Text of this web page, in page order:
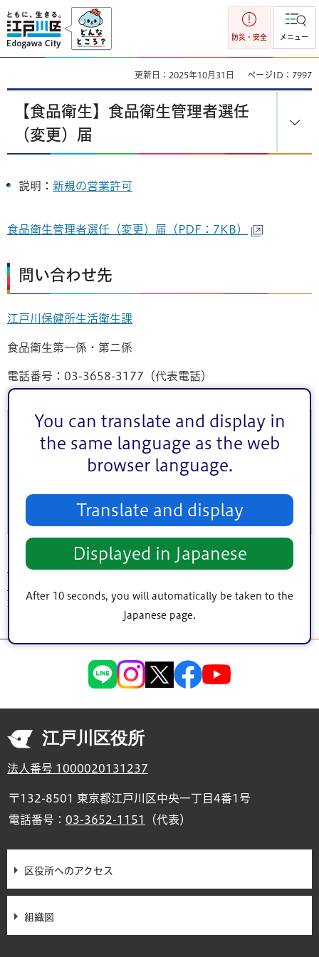
You can translate and display in
the same language as the web
browser language.
Translate and display
Displayed in Japanese
After 10 seconds, you will automatically be taken to the
Japanese page.
江戸川区
防災・安全 メニュー
更新日：2025年10月31日 ページID：7997
【食品衛生】食品衛生管理者選任
（変更）届
説明： 新規の営業許可
食品衛生管理者選任（変更）届（PDF：7KB）
問い合わせ先
江戸川保健所生活衛生課
食品衛生第一係・第二係
電話番号：03-3658-3177（代表電話）
このページに関するお問い合わせ
健康部生活衛生課が担当しています。
トップページ>シティインフォメーション>オンラインサービス>申請書ダウ
理者選任（変更）届
江戸川区役所
法人番号 1000020131237
〒132-8501 東京都江戸川区中央一丁目4番1号
電話番号： 03-3652-1151 （代表）
区役所へのアクセス
組織図